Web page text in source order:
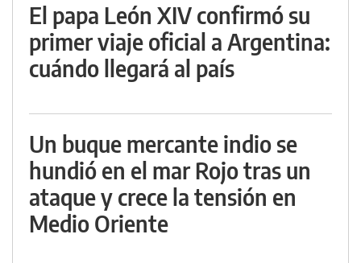
El papa León XIV confirmó su
primer viaje oficial a Argentina:
cuándo llegará al país
Un buque mercante indio se
hundió en el mar Rojo tras un
ataque y crece la tensión en
Medio Oriente